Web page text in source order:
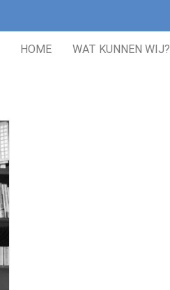
HOME WAT KUNNEN WIJ?